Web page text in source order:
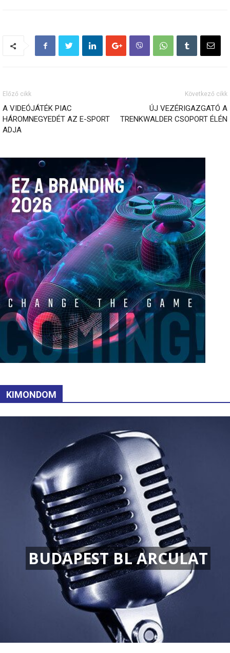
Előző cikk
A VIDEÓJÁTÉK PIAC
HÁROMNEGYEDÉT AZ E-SPORT
ADJA
Következő cikk
ÚJ VEZÉRIGAZGATÓ A
TRENKWALDER CSOPORT ÉLÉN
KIMONDOM
BUDAPEST BL ARCULAT